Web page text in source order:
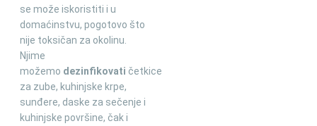
se može iskoristiti i u
domaćinstvu, pogotovo što
nije toksičan za okolinu.
Njime
možemo dezinfikovati četkice
za zube, kuhinjske krpe,
sunđere, daske za sečenje i
kuhinjske površine, čak i